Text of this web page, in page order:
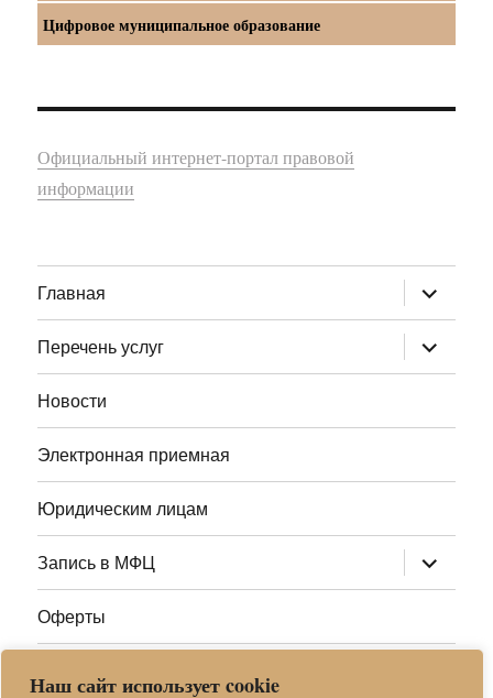
Наш сайт использует cookie
Цифровое муниципальное образование
Официальный интернет-портал правовой
информации
Главная раскрыть
дочернее
меню
Перечень услуг
раскрыть
дочернее
меню
Новости
Электронная приемная
Юридическим лицам
Запись в МФЦ раскрыть
дочернее
меню
Оферты